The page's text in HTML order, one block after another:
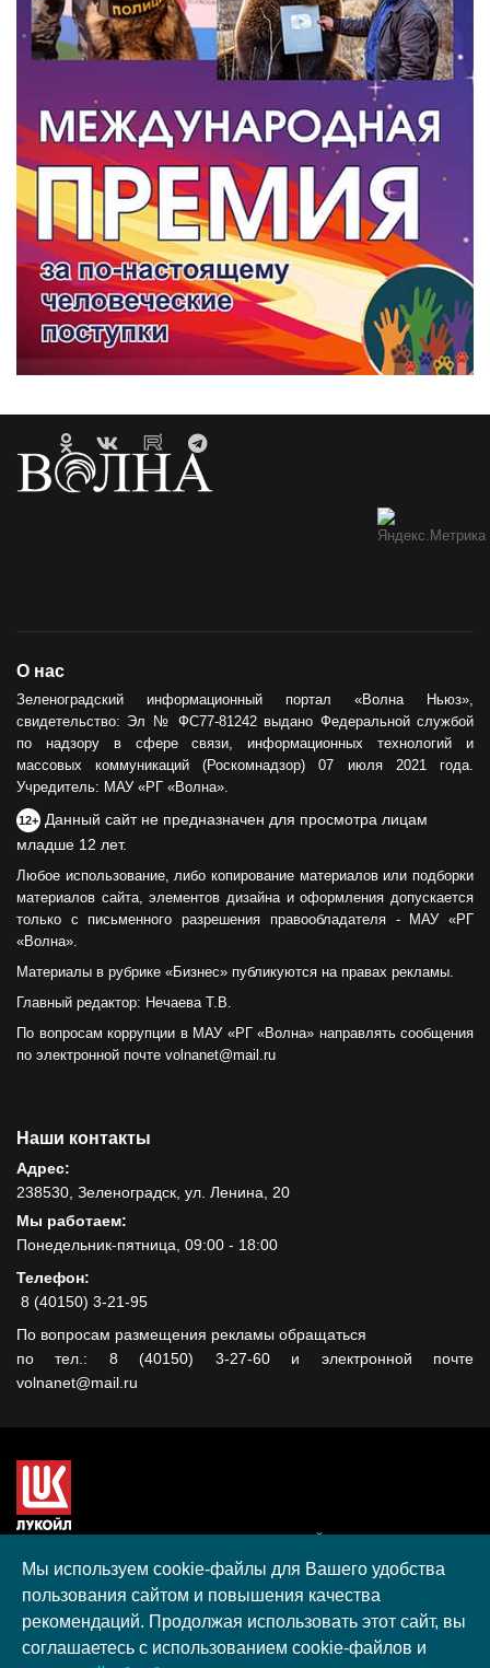
О нас
Зеленоградский информационный портал «Волна Ньюз»,
свидетельство: Эл № ФС77-81242 выдано Федеральной службой
по надзору в сфере связи, информационных технологий и
массовых коммуникаций (Роскомнадзор) 07 июля 2021 года.
Учредитель: МАУ «РГ «Волна».
12+ Данный сайт не предназначен для просмотра лицам
младше 12 лет.
Любое использование, либо копирование материалов или подборки
материалов сайта, элементов дизайна и оформления допускается
только с письменного разрешения правообладателя - МАУ «РГ
«Волна».
Материалы в рубрике «Бизнес» публикуются на правах рекламы.
Главный редактор: Нечаева Т.В.
По вопросам коррупции в МАУ «РГ «Волна» направлять сообщения
по электронной почте volnanet@mail.ru
Наши контакты
Адрес:
238530, Зеленоградск, ул. Ленина, 20
Мы работаем:
Понедельник-пятница, 09:00 - 18:00
Телефон:
8 (40150) 3-21-95
По вопросам размещения рекламы обращаться
по тел.: 8 (40150) 3-27-60 и электронной почте
volnanet@mail.ru
гранта, полученного в рамках XIII Конкурса социальных и
культурных проектов ПАО "ЛУКОЙЛ" на территории
Калининградской области в 2020 году
Согласие на обработку персональных данных
Разработка, поддержка и продвижение S-Media group
Мы используем cookie-файлы для Вашего удобства
пользования сайтом и повышения качества
рекомендаций. Продолжая использовать этот сайт, вы
соглашаетесь с использованием cookie-файлов и